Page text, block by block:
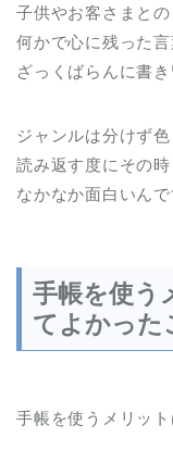
子供やお客さまとの
何かで心に残った
ざっくばらんに書き
ジャンルは分けず
読み返す度にその
なかなか面白いんで
手帳を使う
てよかった
手帳を使うメリット